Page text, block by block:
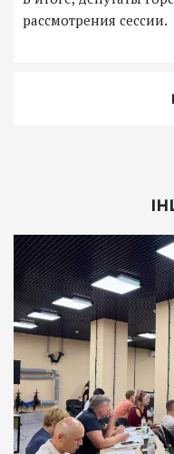
рассмотрения сессии.